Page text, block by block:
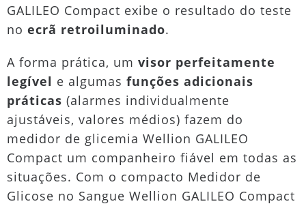
GALILEO Compact exibe o resultado do teste
no ecrã retroiluminado.
A forma prática, um visor perfeitamente
legível e algumas funções adicionais
práticas (alarmes individualmente
ajustáveis, valores médios) fazem do
medidor de glicemia Wellion GALILEO
Compact um companheiro fiável em todas as
situações. Com o compacto Medidor de
Glicose no Sangue Wellion GALILEO Compact